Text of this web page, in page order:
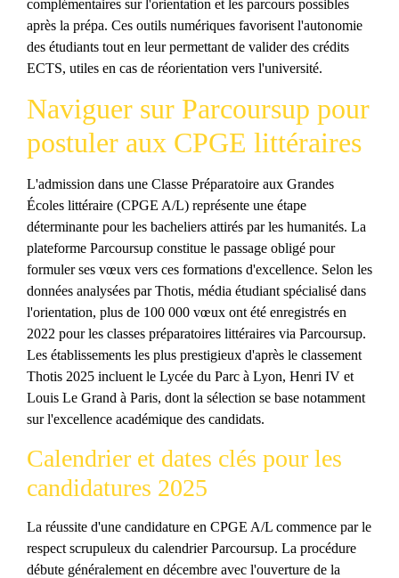
complémentaires sur l'orientation et les parcours possibles
après la prépa. Ces outils numériques favorisent l'autonomie
des étudiants tout en leur permettant de valider des crédits
ECTS, utiles en cas de réorientation vers l'université.
Naviguer sur Parcoursup pour
postuler aux CPGE littéraires
L'admission dans une Classe Préparatoire aux Grandes
Écoles littéraire (CPGE A/L) représente une étape
déterminante pour les bacheliers attirés par les humanités. La
plateforme Parcoursup constitue le passage obligé pour
formuler ses vœux vers ces formations d'excellence. Selon les
données analysées par Thotis, média étudiant spécialisé dans
l'orientation, plus de 100 000 vœux ont été enregistrés en
2022 pour les classes préparatoires littéraires via Parcoursup.
Les établissements les plus prestigieux d'après le classement
Thotis 2025 incluent le Lycée du Parc à Lyon, Henri IV et
Louis Le Grand à Paris, dont la sélection se base notamment
sur l'excellence académique des candidats.
Calendrier et dates clés pour les
candidatures 2025
La réussite d'une candidature en CPGE A/L commence par le
respect scrupuleux du calendrier Parcoursup. La procédure
débute généralement en décembre avec l'ouverture de la